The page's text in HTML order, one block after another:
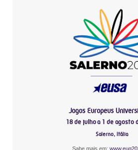
Jogos Europeus
18 de julho a 1 de agosto
Salerno, Itália
Sabe mais em: